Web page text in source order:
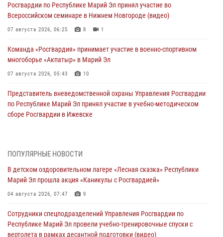
Росгвардии по Республике Марий Эл принял участие во
Всероссийском семинаре в Нижнем Новгороде (видео)
07 августа 2026, 06:25 8 1
Команда «Росгвардия» принимает участие в военно-спортивном
многоборье «Акпатыр» в Марий Эл
07 августа 2026, 05:43 10
Представитель вневедомственной охраны Управления Росгвардии
по Республике Марий Эл принял участие в учебно-методическом
сборе Росгвардии в Ижевске
провели более 90 проверок мест хранения гражданского оружия
06 августа 2026, 08:00
В Марий Эл сотрудники вневедомственной охраны Росгвардии за
05 августа 2026, 09:44
ПОПУЛЯРНЫЕ НОВОСТИ
В детском оздоровительном лагере «Лесная сказка» Республики
Марий Эл прошла акция «Каникулы с Росгвардией»
04 августа 2026, 07:47 9
Сотрудники спецподразделений Управления Росгвардии по
Республике Марий Эл провели учебно-тренировочные спуски с
вертолета в рамках десантной подготовки (видео)